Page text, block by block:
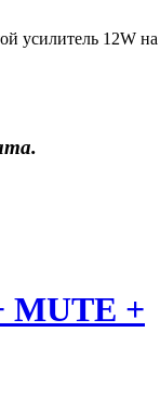
усилитель 12W на
MUTE +